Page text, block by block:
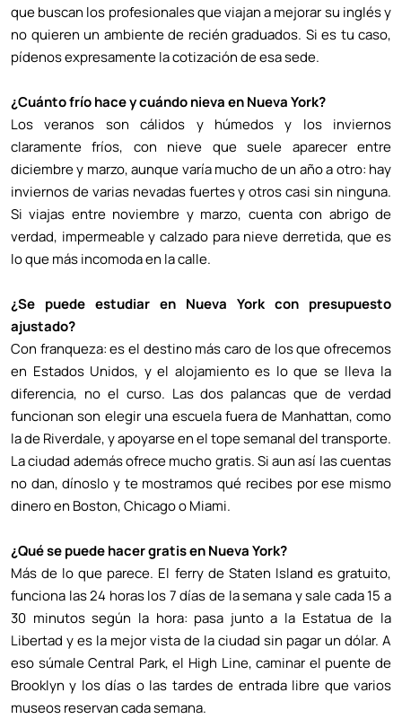
que buscan los profesionales que viajan a mejorar su inglés y
no quieren un ambiente de recién graduados. Si es tu caso,
pídenos expresamente la cotización de esa sede.
¿Cuánto frío hace y cuándo nieva en Nueva York?
Los veranos son cálidos y húmedos y los inviernos
claramente fríos, con nieve que suele aparecer entre
diciembre y marzo, aunque varía mucho de un año a otro: hay
inviernos de varias nevadas fuertes y otros casi sin ninguna.
Si viajas entre noviembre y marzo, cuenta con abrigo de
verdad, impermeable y calzado para nieve derretida, que es
lo que más incomoda en la calle.
¿Se puede estudiar en Nueva York con presupuesto
ajustado?
Con franqueza: es el destino más caro de los que ofrecemos
en Estados Unidos, y el alojamiento es lo que se lleva la
diferencia, no el curso. Las dos palancas que de verdad
funcionan son elegir una escuela fuera de Manhattan, como
la de Riverdale, y apoyarse en el tope semanal del transporte.
La ciudad además ofrece mucho gratis. Si aun así las cuentas
no dan, dínoslo y te mostramos qué recibes por ese mismo
dinero en Boston, Chicago o Miami.
¿Qué se puede hacer gratis en Nueva York?
Más de lo que parece. El ferry de Staten Island es gratuito,
funciona las 24 horas los 7 días de la semana y sale cada 15 a
30 minutos según la hora: pasa junto a la Estatua de la
Libertad y es la mejor vista de la ciudad sin pagar un dólar. A
eso súmale Central Park, el High Line, caminar el puente de
Brooklyn y los días o las tardes de entrada libre que varios
museos reservan cada semana.